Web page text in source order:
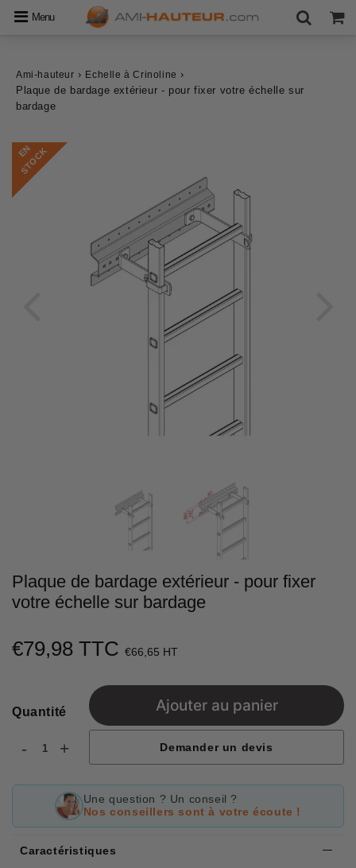
Menu
Ami-hauteur › Echelle à Crinoline ›
Plaque de bardage extérieur - pour fixer votre échelle sur
bardage
E
N
S
T
O
C
K
Plaque de bardage extérieur - pour fixer
votre échelle sur bardage
€79,98 TTC €66,65 HT
Quantité
- +
Ajouter au panier
Demander un devis
Une question ? Un conseil ?
Nos conseillers sont à votre écoute !
Caractéristiques